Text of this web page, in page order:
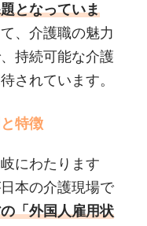
となっていま
、介護職の魅力
持続可能な介護
されています。
特徴
にわたります
本の介護現場で
「外国人雇用状